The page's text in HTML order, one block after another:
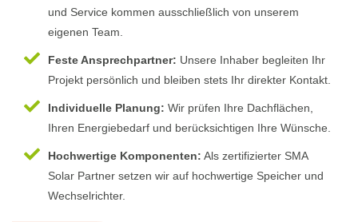
und Service kommen ausschließlich von unserem
eigenen Team.
Feste Ansprechpartner: Unsere Inhaber begleiten Ihr
Projekt persönlich und bleiben stets Ihr direkter Kontakt.
Individuelle Planung: Wir prüfen Ihre Dachflächen,
Ihren Energiebedarf und berücksichtigen Ihre Wünsche.
Hochwertige Komponenten: Als zertifizierter SMA
Solar Partner setzen wir auf hochwertige Speicher und
Wechselrichter.